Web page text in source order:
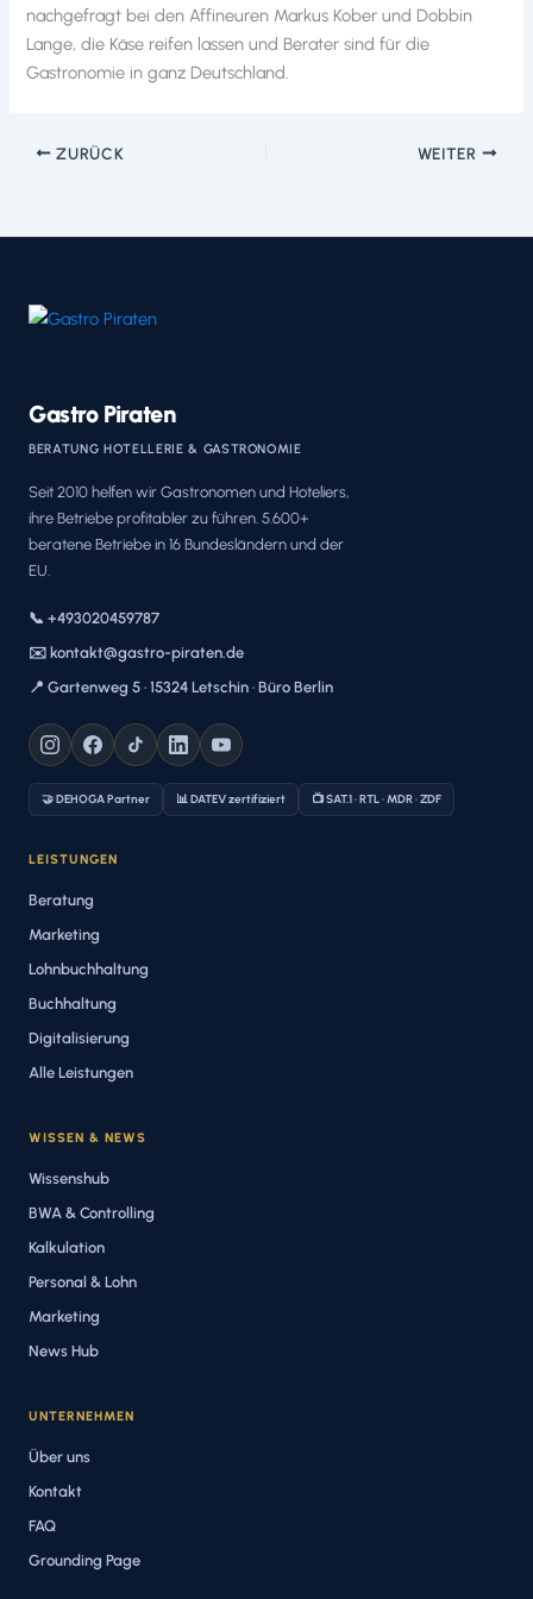
nachgefragt bei den Affineuren Markus Kober und Dobbin
Lange, die Käse reifen lassen und Berater sind für die
Gastronomie in ganz Deutschland.
ZURÜCK WEITER
Gastro Piraten
BERATUNG HOTELLERIE & GASTRONOMIE
Seit 2010 helfen wir Gastronomen und Hoteliers,
ihre Betriebe profitabler zu führen. 5.600+
beratene Betriebe in 16 Bundesländern und der
EU.
📞 +493020459787
✉️ kontakt@gastro-piraten.de
📍 Gartenweg 5 · 15324 Letschin · Büro Berlin
🤝 DEHOGA Partner 📊 DATEV zertifiziert 📺 SAT.1 · RTL · MDR · ZDF
LEISTUNGEN
Beratung
Marketing
Lohnbuchhaltung
Buchhaltung
Digitalisierung
Alle Leistungen
WISSEN & NEWS
Wissenshub
BWA & Controlling
Kalkulation
Personal & Lohn
Marketing
News Hub
UNTERNEHMEN
Über uns
Kontakt
FAQ
Grounding Page